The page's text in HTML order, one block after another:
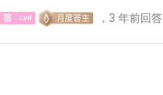
，3 年前回答